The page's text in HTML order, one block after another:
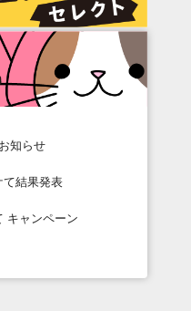
知らせ
て結果発表
キャンペーン